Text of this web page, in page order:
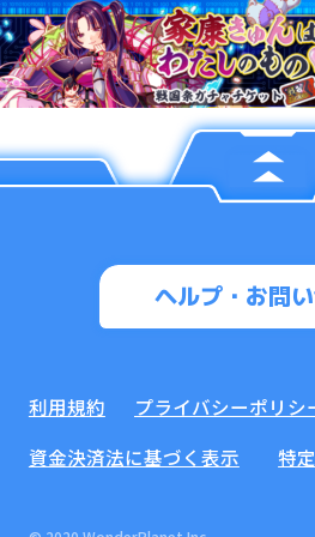
ヘルプ・お問
利用規約 プライバシーポリシ
資金決済法に基づく表示
特